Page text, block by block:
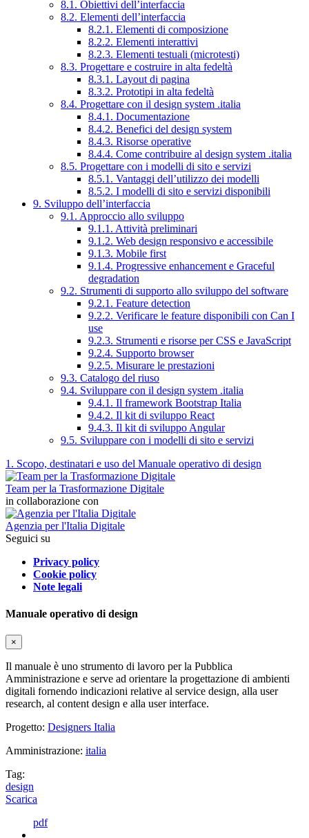
8.1. Obiettivi dell’interfaccia
8.2. Elementi dell’interfaccia
8.2.1. Elementi di composizione
8.2.2. Elementi interattivi
8.2.3. Elementi testuali (microtesti)
8.3. Progettare e costruire in alta fedeltà
8.3.1. Layout di pagina
8.3.2. Prototipi in alta fedeltà
8.4. Progettare con il design system .italia
8.4.1. Documentazione
8.4.2. Benefici del design system
8.4.3. Risorse operative
8.4.4. Come contribuire al design system .italia
8.5. Progettare con i modelli di sito e servizi
8.5.1. Vantaggi dell’utilizzo dei modelli
8.5.2. I modelli di sito e servizi disponibili
9. Sviluppo dell’interfaccia
9.1. Approccio allo sviluppo
9.1.1. Attività preliminari
9.1.2. Web design responsivo e accessibile
9.1.3. Mobile first
9.1.4. Progressive enhancement e Graceful
degradation
9.2. Strumenti di supporto allo sviluppo del software
9.2.1. Feature detection
9.2.2. Verificare le feature disponibili con Can I
use
9.2.3. Strumenti e risorse per CSS e JavaScript
9.2.4. Supporto browser
9.2.5. Misurare le prestazioni
9.3. Catalogo del riuso
9.4. Sviluppare con il design system .italia
9.4.1. Il framework Bootstrap Italia
9.4.2. Il kit di sviluppo React
9.4.3. Il kit di sviluppo Angular
9.5. Sviluppare con i modelli di sito e servizi
1. Scopo, destinatari e uso del Manuale operativo di design
Team per la Trasformazione Digitale
in collaborazione con
Agenzia per l'Italia Digitale
Seguici su
Privacy policy
Cookie policy
Note legali
Manuale operativo di design
×
Il manuale è uno strumento di lavoro per la Pubblica
Amministrazione e serve ad orientare la progettazione di ambienti
digitali fornendo indicazioni relative al service design, alla user
research, al content design e alla user interface.
Progetto: Designers Italia
Amministrazione: italia
Tag:
design
Scarica
pdf